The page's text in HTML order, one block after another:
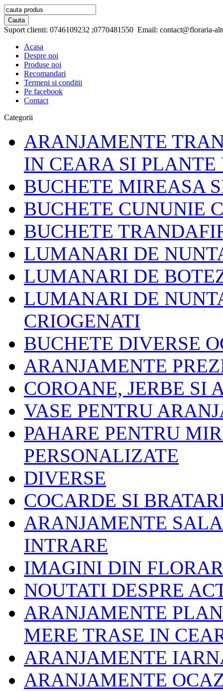
Suport clienti: 0746109232 ;0770481550 Email: contact@floraria-
Acasa
Despre noi
Produse noi
Recomandari
Termeni si conditii
Pe facebook
Contact
Categorii
ARANJAMENTE
IN CEARA SI PLANTE
BUCHETE MIREASA
BUCHETE CUNUNIE
BUCHETE
LUMANARI DE
LUMANARI DE
LUMANARI DE
CRIOGENATI
BUCHETE DIVERSE
ARANJAMENTE
COROANE, JERBE SI
VASE PENTRU
PAHARE PENTRU
PERSONALIZATE
DIVERSE
COCARDE SI
ARANJAMENTE
INTRARE
IMAGINI DIN
NOUTATI DESPRE
ARANJAMENTE
MERE TRASE IN
ARANJAMENTE
ARANJAMENTE